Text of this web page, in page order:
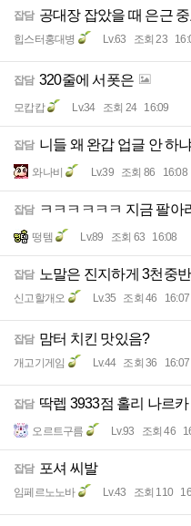
잡담 공대장 잡았을 때 은근
힙스터홍대병 Lv.63 조회 23
잡담 320줄에 서폿은
모캅캅 Lv.34 조회 24 16:09
잡담 니들 왜 완갑 업글 안 하
와나비 Lv.39 조회 86 16:08
잡담 ㅋㅋㅋㅋㅋㅋ 지금 팔아
떵템 Lv.89 조회 63 16:08
잡담 노말은 진지하게 3천중
신고할개오 Lv.35 조회 46 16:07
잡담 맘터 치킨 맛있음?
개고기게임 Lv.44 조회 36 16:07
잡담 딱렙 3933점 홀리 나르
오르트구름 Lv.93 조회 46
잡담 포셔 씨발
임페르노노바 Lv.43 조회 110